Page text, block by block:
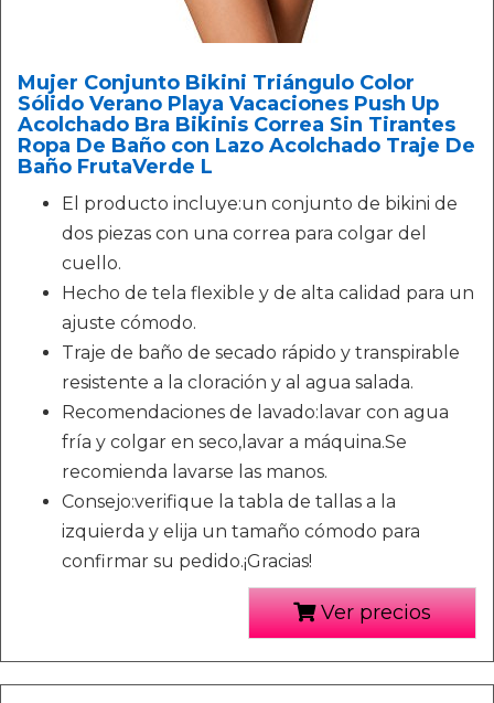
Mujer Conjunto Bikini Triángulo Color
Sólido Verano Playa Vacaciones Push Up
Acolchado Bra Bikinis Correa Sin Tirantes
Ropa De Baño con Lazo Acolchado Traje De
Baño FrutaVerde L
El producto incluye:un conjunto de bikini de
dos piezas con una correa para colgar del
cuello.
Hecho de tela flexible y de alta calidad para un
ajuste cómodo.
Traje de baño de secado rápido y transpirable
resistente a la cloración y al agua salada.
Recomendaciones de lavado:lavar con agua
fría y colgar en seco,lavar a máquina.Se
recomienda lavarse las manos.
Consejo:verifique la tabla de tallas a la
izquierda y elija un tamaño cómodo para
confirmar su pedido.¡Gracias!
Ver precios